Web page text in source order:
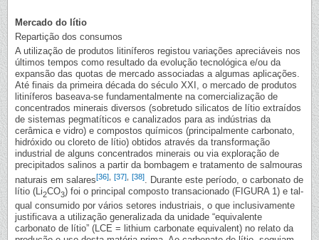
Mercado do lítio
Repartição dos consumos
A utilização de produtos litiníferos registou variações apreciáveis nos
últimos tempos como resultado da evolução tecnológica e/ou da
expansão das quotas de mercado associadas a algumas aplicações.
Até finais da primeira década do século XXI, o mercado de produtos
litiníferos baseava-se fundamentalmente na comercialização de
concentrados minerais diversos (sobretudo silicatos de lítio extraídos
de sistemas pegmatíticos e canalizados para as indústrias da
cerâmica e vidro) e compostos químicos (principalmente carbonato,
hidróxido ou cloreto de lítio) obtidos através da transformação
industrial de alguns concentrados minerais ou via exploração de
precipitados salinos a partir da bombagem e tratamento de salmouras
naturais em salares[36] [37] [38]. Durante este período, o carbonato de
lítio (Li2CO3) foi o principal composto transacionado (FIGURA 1) e tal-
qual consumido por vários setores industriais, o que inclusivamente
justificava a utilização generalizada da unidade “equivalente
carbonato de lítio” (LCE = lithium carbonate equivalent) no relato da